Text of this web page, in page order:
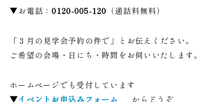
▼お電話： 0120-005-120 （通話料無料）
「３月の見学会予約の件で」とお伝えください。
ご希望の会場・日にち・時間をお伺いいたします。
ホームページでも受付しています
▼イベントお申込みフォーム からどうぞ